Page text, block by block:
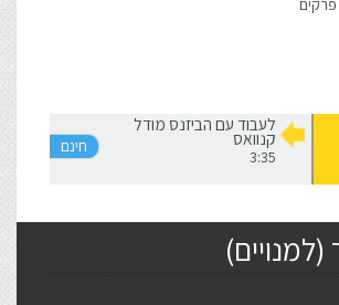
לעבוד עם הביזנס מודל
קנוואס
3:35